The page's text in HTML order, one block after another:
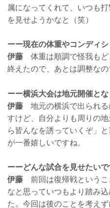
属になってくれて、いつも
を見せようかなと（笑）
ーー現在の体重やコンディ
伊藤 体重は順調で怪我もど
終えたので、あとは調整なの
ーー横浜大会は地元開催とな
伊藤 地元の横浜で出られる
すけど、自分よりも周りの
ら皆んなを誘っていくぞ」
が一番嬉しいですね。
ーーどんな試合を見せたいで
伊藤 前回は復帰戦というこ
なと思っていつもより踏み
た。今回は後のことを考え